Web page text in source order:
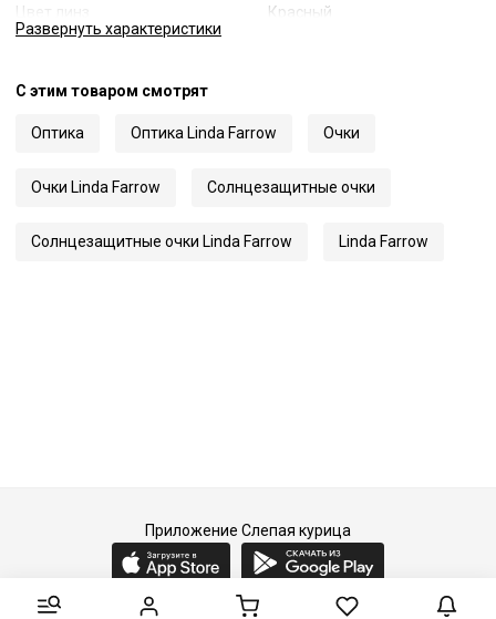
Цвет линз
Красный
Длина заушника
140
Развернуть характеристики
С этим товаром смотрят
Оптика Оптика Linda Farrow Очки
Очки Linda Farrow Солнцезащитные очки
Солнцезащитные очки Linda Farrow Linda Farrow
Приложение Слепая курица